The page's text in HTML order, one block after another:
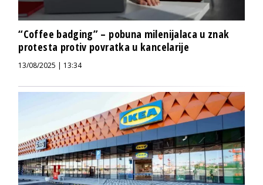
“Coffee badging” – pobuna milenijalaca u znak
protesta protiv povratka u kancelarije
13/08/2025 | 13:34